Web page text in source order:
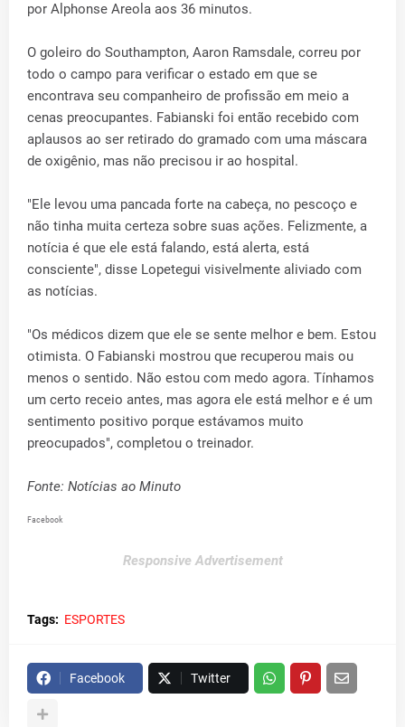
por Alphonse Areola aos 36 minutos.
O goleiro do Southampton, Aaron Ramsdale, correu por
todo o campo para verificar o estado em que se
encontrava seu companheiro de profissão em meio a
cenas preocupantes. Fabianski foi então recebido com
aplausos ao ser retirado do gramado com uma máscara
de oxigênio, mas não precisou ir ao hospital.
"Ele levou uma pancada forte na cabeça, no pescoço e
não tinha muita certeza sobre suas ações. Felizmente, a
notícia é que ele está falando, está alerta, está
consciente", disse Lopetegui visivelmente aliviado com
as notícias.
"Os médicos dizem que ele se sente melhor e bem. Estou
otimista. O Fabianski mostrou que recuperou mais ou
menos o sentido. Não estou com medo agora. Tínhamos
um certo receio antes, mas agora ele está melhor e é um
sentimento positivo porque estávamos muito
preocupados", completou o treinador.
Fonte: Notícias ao Minuto
Facebook
Responsive Advertisement
Tags: ESPORTES
Facebook Twitter